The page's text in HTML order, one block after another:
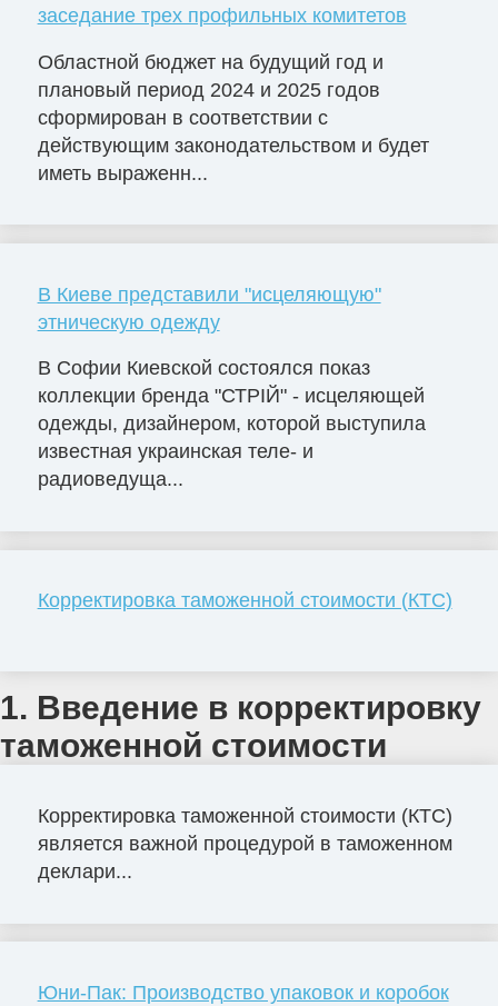
заседание трех профильных комитетов
Областной бюджет на будущий год и
плановый период 2024 и 2025 годов
сформирован в соответствии с
действующим законодательством и будет
иметь выраженн...
В Киеве представили "исцеляющую"
этническую одежду
В Софии Киевской состоялся показ
коллекции бренда "СТРІЙ" - исцеляющей
одежды, дизайнером, которой выступила
известная украинская теле- и
радиоведуща...
Корректировка таможенной стоимости (КТС)
1. Введение в корректировку
таможенной стоимости
Корректировка таможенной стоимости (КТС)
является важной процедурой в таможенном
деклари...
Юни-Пак: Производство упаковок и коробок